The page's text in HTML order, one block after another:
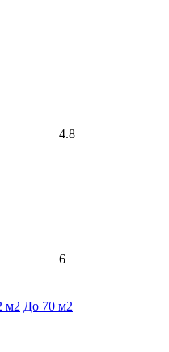
4.8
6
м2 До 70 м2